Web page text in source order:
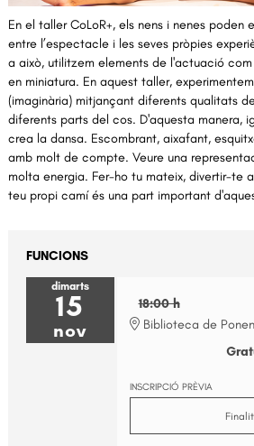
Diapositiva 1 de 1
En el taller CoLoR+, els nens i nenes poden
entre l’espectacle i les seves pròpies
a això, utilitzem elements de l'actuació
en miniatura. En aquest taller,
(imaginària) mitjançant diferents qualitats
diferents parts del cos. D'aquesta manera,
crea la dansa. Escombrant, aixafant,
amb molt de compte. Veure una
molta energia. Fer-ho tu mateix, divertir-te
teu propi camí és una part important
FUNCIONS
dimarts
15
nov
18:00 h
Biblioteca de
INSCRIPCIÓ PRÈVIA